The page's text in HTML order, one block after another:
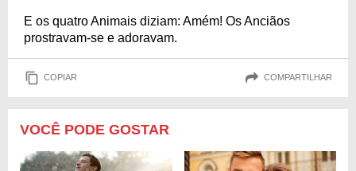
E os quatro Animais diziam: Amém! Os Anciãos
prostravam-se e adoravam.
COPIAR COMPARTILHAR
VOCÊ PODE GOSTAR